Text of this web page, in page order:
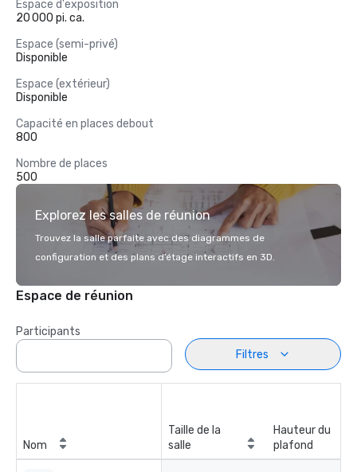
Espace d'exposition
20 000 pi. ca.
Espace (semi-privé)
Disponible
Espace (extérieur)
Disponible
Capacité en places debout
800
Nombre de places
500
Explorez les salles de réunion
Trouvez la salle parfaite avec des diagrammes de
configuration et des plans d’étage interactifs en 3D.
Espace de réunion
Participants
Filtres
Nom
Taille de la
salle
Hauteur du
plafond